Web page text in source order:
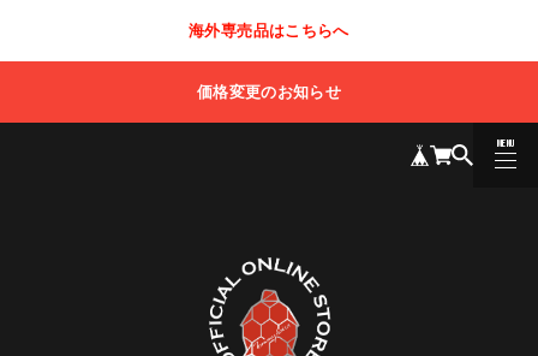
海外専売品はこちらへ
価格変更のお知らせ
MENU
CLOSE